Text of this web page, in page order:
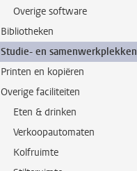
Overige software
Bibliotheken
Studie- en samenwerkplekken
Printen en kopiëren
Overige faciliteiten
Eten & drinken
Verkoopautomaten
Kolfruimte